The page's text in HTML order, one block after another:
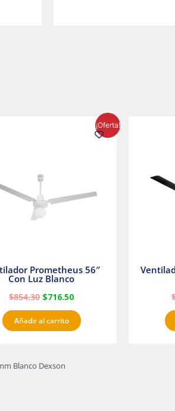
¡Oferta!
Prometheus 56″
Con Luz Blanco
$854.30 $716.50
precio
actual
Añadir al carrito
Blanco Dexson